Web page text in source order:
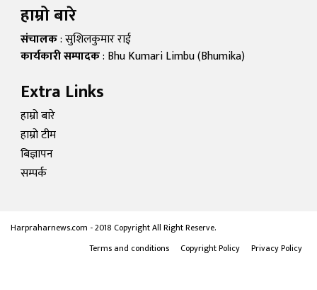
हाम्रो बारे
संचालक: सुशिलकुमार राई
कार्यकारी सम्पादक: Bhu Kumari Limbu (Bhumika)
Extra Links
हाम्रो बारे
हाम्रो टीम
बिज्ञापन
सम्पर्क
Harpraharnews.com - 2018 Copyright All Right Reserve.
Terms and conditions
Copyright Policy Privacy Policy